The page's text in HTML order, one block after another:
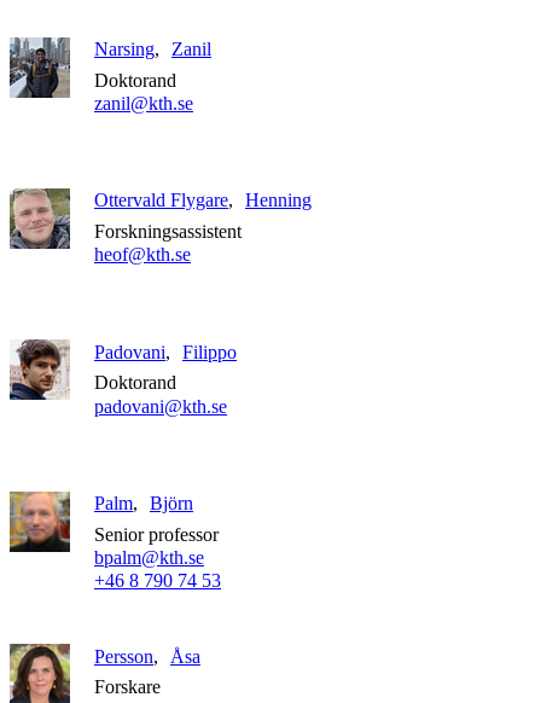
Narsing
Zanil
Doktorand
zanil@kth.se
Ottervald Flygare
Henning
Forskningsassistent
heof@kth.se
Padovani
Filippo
Doktorand
padovani@kth.se
Palm
Björn
Senior professor
bpalm@kth.se
+46 8 790 74 53
Persson
Åsa
Forskare